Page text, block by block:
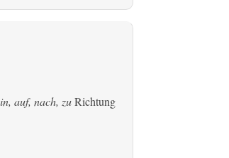
in, auf, nach, zuRichtung